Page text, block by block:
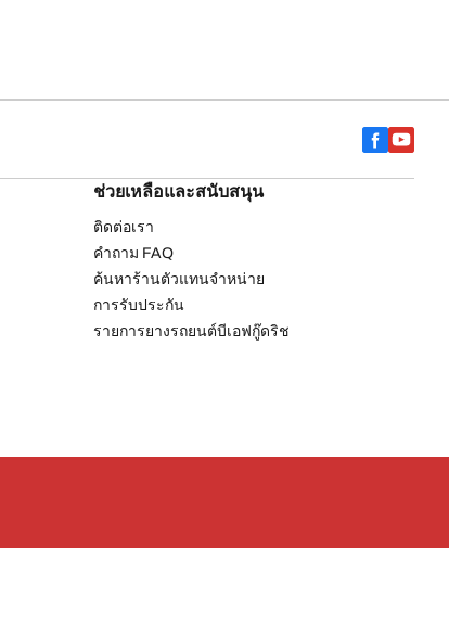
ช่วยเหลือและสนับสนุน
ติดต่อเรา
คำถาม FAQ
ค้นหาร้านตัวแทนจำหน่าย
การรับประกัน
รายการยางรถยนต์บีเอฟกู๊ดริช